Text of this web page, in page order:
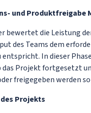
und Produktfreigabe
bewertet die Leistung
des Teams dem
In dieser
das Projekt fortgesetzt
freigegeben werden
Projekts